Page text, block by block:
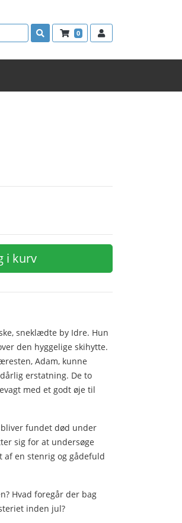
0
i kurv
sneklædte by Idre. Hun
den hyggelige skihytte.
Adam, kunne
erstatning. De to
med et godt øje til
fundet død under
sig for at undersøge
af en stenrig og gådefuld
Hvad foregår der bag
inden jul?